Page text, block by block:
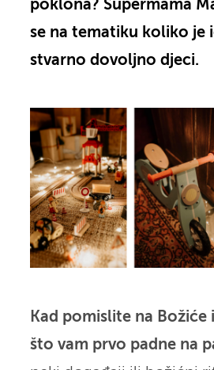
poklona? Supermama
se na tematiku koliko je
stvarno dovoljno djeci.
Kad pomislite na Božiće
što vam prvo padne na